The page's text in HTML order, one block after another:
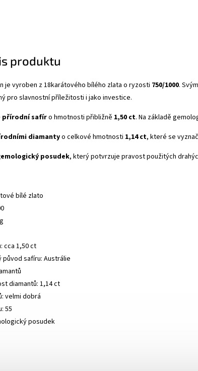
produktu
je vyroben z 18karátového bílého zlata o ryzosti 750/1000.
pro slavnostní příležitosti i jako investice.
přírodní safíro hmotnosti přibližně 1,50 ct. Na základě
diamantyo celkové hmotnosti 1,14 ct, které se
posudek, který potvrzuje pravost použitých
bílé zlato
cca 1,50 ct
safíru: Austrálie
diamantů: 1,14 ct
velmi dobrá
55
posudek